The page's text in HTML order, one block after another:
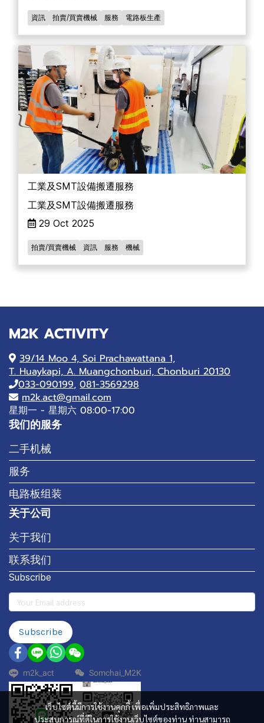
資訊 拍賣/買賣機械 服務 電路板生產
工業及SMT設備搬遷服務
工業及SMT設備搬遷服務
29 Oct 2025
拍賣/買賣機械 資訊 服務 機械
เว็บไซต์นี้มีการใช้งานคุกกี้ เพื่อเพิ่มประสิทธิภาพและ
ประสบการณ์ที่ดีในการใช้งานเว็บไซต์ของท่าน ท่านสามารถ
M2K ACTIVITY
39/14 Moo 4, Soi Prachawattana 1,
T. Huaykapi, A. Muangchonburi, Chonburi 20130
033-090199, 081-3569298
m2k.act@gmail.com
星期一 - 星期六 08:00-17:00
我们的服务
二手机械
服务
电路板组装
关于公司
关于我们
联系我们
Subscribe
Subscribe
m2k_act Somchai_M2K